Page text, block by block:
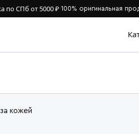
по СПб от 5000 ₽·100% оригинальная
кожей